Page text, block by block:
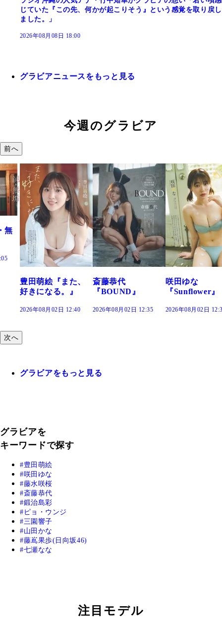
じていた『この先、何かが起こりそう』という感覚を取り戻し
ました。」
2026年08月08日 18:00
グラビアニュースをもっと見る
今週のグラビア
前へ
また、
。』
12:40
斎藤恭代
『BOUND』
2026年08月02日 12:35
咲田ゆな
『Sunflower』
2026年08月02日 12:30
藤水咲桜
だまり』
2026年08月02
次へ
グラビアをもっと見る
グラビアを
キーワードで探す
豊田萌絵
咲田ゆな
藤水咲桜
斎藤恭代
鍛治島彩
ピョ・ウンジ
三園響子
山田かな
藤嶌果歩(日向坂46)
七瀬なな
注目モデル